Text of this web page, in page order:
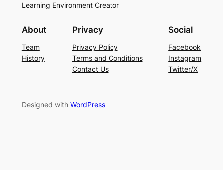
Learning Environment Creator
About
Team
History
Privacy
Privacy Policy
Terms and Conditions
Contact Us
Social
Facebook
Instagram
Twitter/X
Designed with WordPress